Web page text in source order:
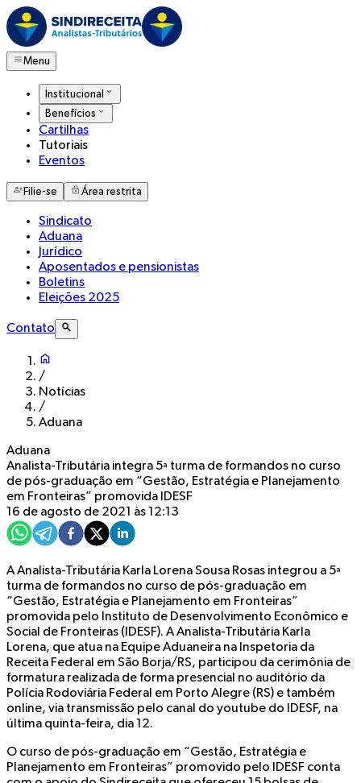
Menu
Institucional
Benefícios
Cartilhas
Tutoriais
Eventos
Filie-se Área restrita
Sindicato
Aduana
Jurídico
Aposentados e pensionistas
Boletins
Eleições 2025
Contato
/
Notícias
/
Aduana
Aduana
Analista-Tributária integra 5ª turma de formandos no curso
de pós-graduação em “Gestão, Estratégia e Planejamento
em Fronteiras” promovida IDESF
16 de agosto de 2021 às 12:13
A Analista-Tributária Karla Lorena Sousa Rosas integrou a 5ª
turma de formandos no curso de pós-graduação em
“Gestão, Estratégia e Planejamento em Fronteiras”
promovida pelo Instituto de Desenvolvimento Econômico e
Social de Fronteiras (IDESF). A Analista-Tributária Karla
Lorena, que atua na Equipe Aduaneira na Inspetoria da
Receita Federal em São Borja/RS, participou da cerimônia de
formatura realizada de forma presencial no auditório da
Polícia Rodoviária Federal em Porto Alegre (RS) e também
online, via transmissão pelo canal do youtube do IDESF, na
última quinta-feira, dia 12.
O curso de pós-graduação em “Gestão, Estratégia e
Planejamento em Fronteiras” promovido pelo IDESF conta